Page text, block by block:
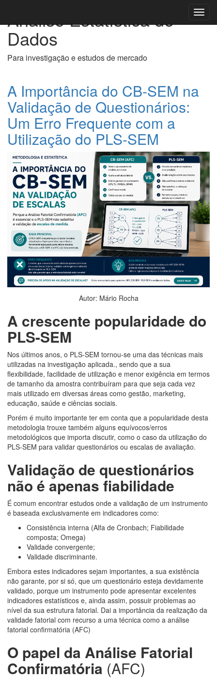
Análise Estatística de
Dados
Para investigação e estudos de mercado
A Importância do CB-SEM na
Validação de Questionários:
Um Erro Frequente com a
Utilização do PLS-SEM
Autor: Mário Rocha
A crescente popularidade do
PLS-SEM
Nos últimos anos, o PLS-SEM tornou-se uma das técnicas mais
utilizadas na investigação aplicada., sendo que a sua
flexibilidade, facilidade de utilização e menor exigência em termos
de tamanho da amostra contribuíram para que seja cada vez
mais utilizado em diversas áreas como gestão, marketing,
educação, saúde e ciências sociais.
Porém é muito importante ter em conta que a popularidade desta
metodologia trouxe também alguns equívocos/erros
metodológicos que importa discutir, como o caso da utilização do
PLS-SEM para validar questionários ou escalas de avaliação.
Validação de questionários
não é apenas fiabilidade
É comum encontrar estudos onde a validação de um instrumento
é baseada exclusivamente em indicadores como:
Consistência interna (Alfa de Cronbach; Fiabilidade
composta; Omega)
Validade convergente;
Validade discriminante.
Embora estes indicadores sejam importantes, a sua existência
não garante, por si só, que um questionário esteja devidamente
validado, porque um instrumento pode apresentar excelentes
indicadores estatísticos e, ainda assim, possuir problemas ao
nível da sua estrutura fatorial. Dai a importância da realização da
validade fatorial com recurso a uma técnica como a análise
fatorial confirmatória (AFC)
O papel da Análise Fatorial
Confirmatória (AFC)